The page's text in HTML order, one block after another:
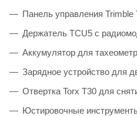
Панель управления Trimble
Держатель TCU5 с
Аккумулятор для
Зарядное устройство для
Отвертка Torx T30 для
Юстировочные